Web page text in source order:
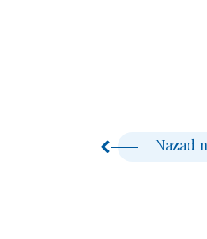
Nazad